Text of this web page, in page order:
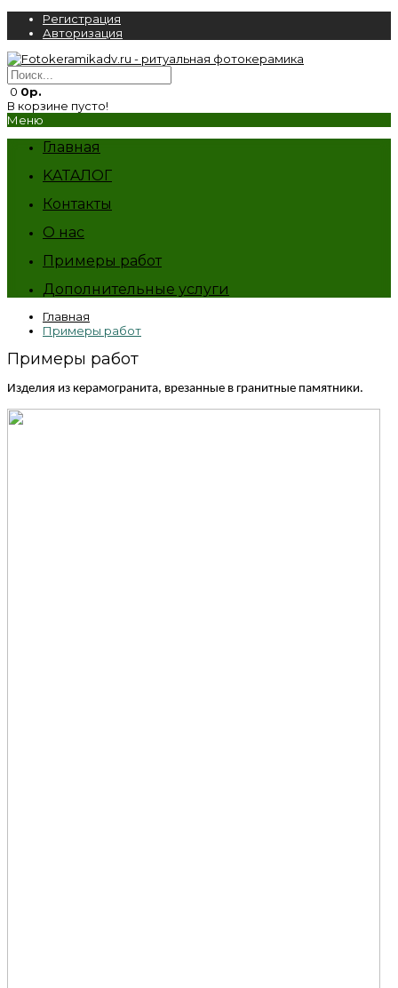
Регистрация
Авторизация
0 0р.
В корзине пусто!
Меню
Главная
KATAЛОГ
Контакты
О нас
Примеры работ
Дополнительные услуги
Главная
Примеры работ
Примеры работ
Изделия из керамогранита, врезанные в гранитные памятники.